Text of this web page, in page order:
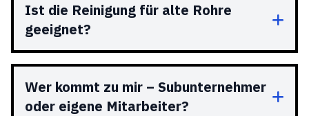
Ist die Reinigung für alte Rohre
geeignet?
Wer kommt zu mir – Subunternehmer
oder eigene Mitarbeiter?